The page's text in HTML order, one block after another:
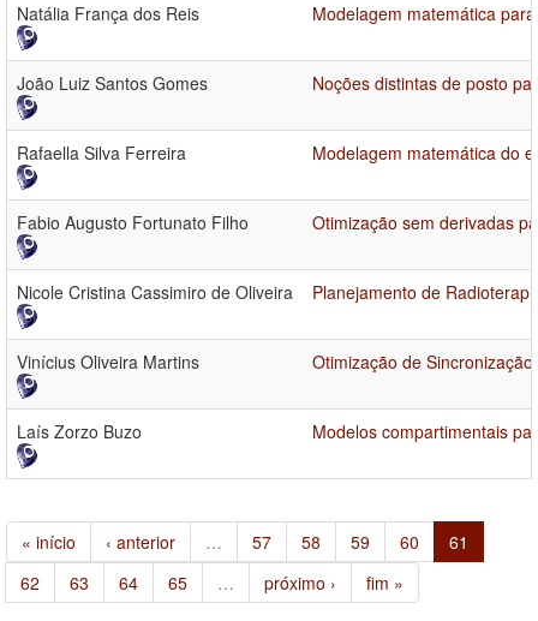
Natália França dos Reis Modelagem matemática
João Luiz Santos Gomes Noções distintas de posto
Rafaella Silva Ferreira Modelagem matemática do
Fabio Augusto Fortunato Filho Otimização sem derivadas
Nicole Cristina Cassimiro de Oliveira Planejamento de
Vinícius Oliveira Martins Otimização de
Laís Zorzo Buzo Modelos compartimentais
« início ‹ anterior … 57 58 59 60
61
62
63 64 65 … próximo › fim »